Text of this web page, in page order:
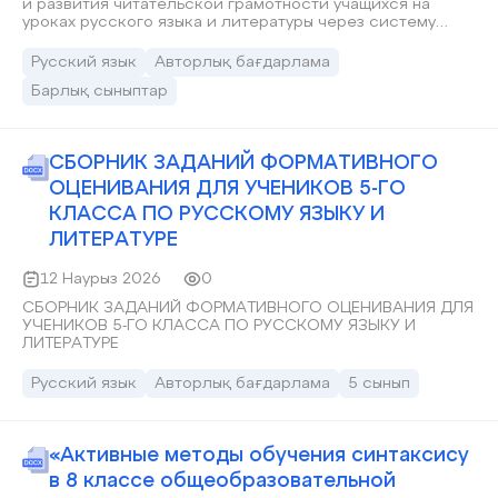
и развития читательской грамотности учащихся на
уроках русского языка и литературы через систему
навыков смыслового чтения, анализа и интерпретации
восприятия информации.
Русский язык
Авторлық бағдарлама
Барлық сыныптар
СБОРНИК ЗАДАНИЙ ФОРМАТИВНОГО
ОЦЕНИВАНИЯ ДЛЯ УЧЕНИКОВ 5-ГО
КЛАССА ПО РУССКОМУ ЯЗЫКУ И
ЛИТЕРАТУРЕ
12 Наурыз 2026
0
СБОРНИК ЗАДАНИЙ ФОРМАТИВНОГО ОЦЕНИВАНИЯ ДЛЯ
УЧЕНИКОВ 5-ГО КЛАССА ПО РУССКОМУ ЯЗЫКУ И
ЛИТЕРАТУРЕ
Русский язык Авторлық бағдарлама 5 сынып
«Активные методы обучения синтаксису
в 8 классе общеобразовательной